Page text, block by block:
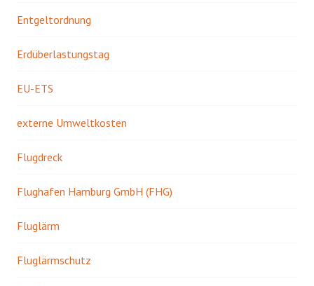
Entgeltordnung
Erdüberlastungstag
EU-ETS
externe Umweltkosten
Flugdreck
Flughafen Hamburg GmbH (FHG)
Fluglärm
Fluglärmschutz